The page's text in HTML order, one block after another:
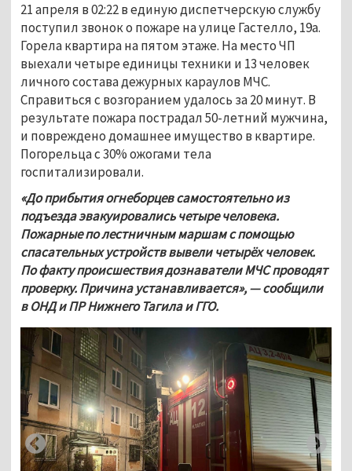
21 апреля в 02:22 в единую диспетчерскую службу
поступил звонок о пожаре на улице Гастелло, 19а.
Горела квартира на пятом этаже. На место ЧП
выехали четыре единицы техники и 13 человек
личного состава дежурных караулов МЧС.
Справиться с возгоранием удалось за 20 минут. В
результате пожара пострадал 50-летний мужчина,
и повреждено домашнее имущество в квартире.
Погорельца с 30% ожогами тела
госпитализировали.
«До прибытия огнеборцев самостоятельно из
подъезда эвакуировались четыре человека.
Пожарные по лестничным маршам с помощью
спасательных устройств вывели четырёх человек.
По факту происшествия дознаватели МЧС проводят
проверку. Причина устанавливается», — сообщили
в ОНД и ПР Нижнего Тагила и ГГО.